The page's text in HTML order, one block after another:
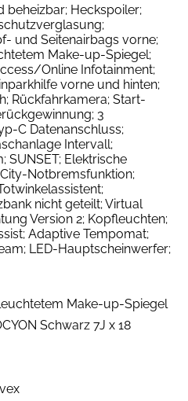
beheizbar; Heckspoiler;
und Seitenairbags vorne;
Make-up-Spiegel;
Online Infotainment;
vorne und hinten;
Rückfahrkamera; Start-
3
C Datenanschluss;
Intervall;
SUNSET; Elektrische
Notbremsfunktion;
nicht geteilt; Virtual
Version 2; Kopfleuchten;
Adaptive Tempomat;
LED-Hauptscheinwerfer;
Make-up-Spiegel
Schwarz 7J x 18